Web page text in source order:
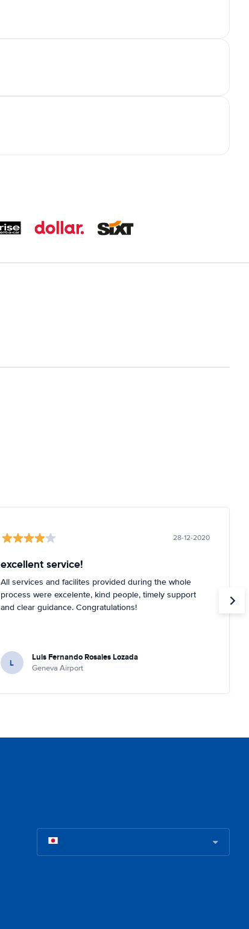
28-12-2020
excellent service!
All services and facilites provided during the whole
process were excelente, kind people, timely support
and clear guidance. Congratulations!
L Luis Fernando Rosales Lozada
Geneva Airport